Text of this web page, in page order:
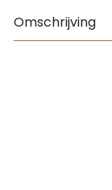
Omschrijving